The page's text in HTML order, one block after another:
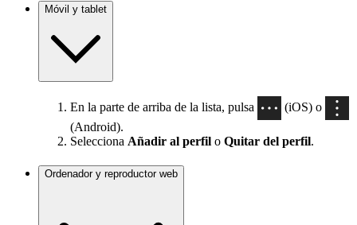
Móvil y tablet
En la parte de arriba de la lista, pulsa
(iOS) o
(Android).
Selecciona Añadir al perfil o Quitar del perfil.
Ordenador y reproductor web